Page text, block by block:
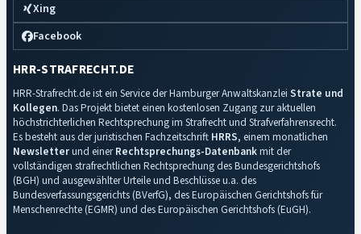
Xing
Facebook
HRR-STRAFRECHT.DE
HRR-Strafrecht.de ist ein Service der Hamburger Anwaltskanzlei Strate und
Kollegen. Das Projekt bietet einen kostenlosen Zugang zur aktuellen
höchstrichterlichen Rechtsprechung im Strafrecht und Strafverfahrensrecht.
Es besteht aus der juristischen Fachzeitschrift HRRS, einem monatlichen
Newsletterund einerRechtsprechungs-Datenbankmit der
vollständigen strafrechtlichen Rechtsprechung des Bundesgerichtshofs
(BGH) und ausgewählter Urteile und Beschlüsse u.a. des
Bundesverfassungsgerichts (BVerfG), des Europäischen Gerichtshofs für
Menschenrechte (EGMR) und des Europäischen Gerichtshofs (EuGH).